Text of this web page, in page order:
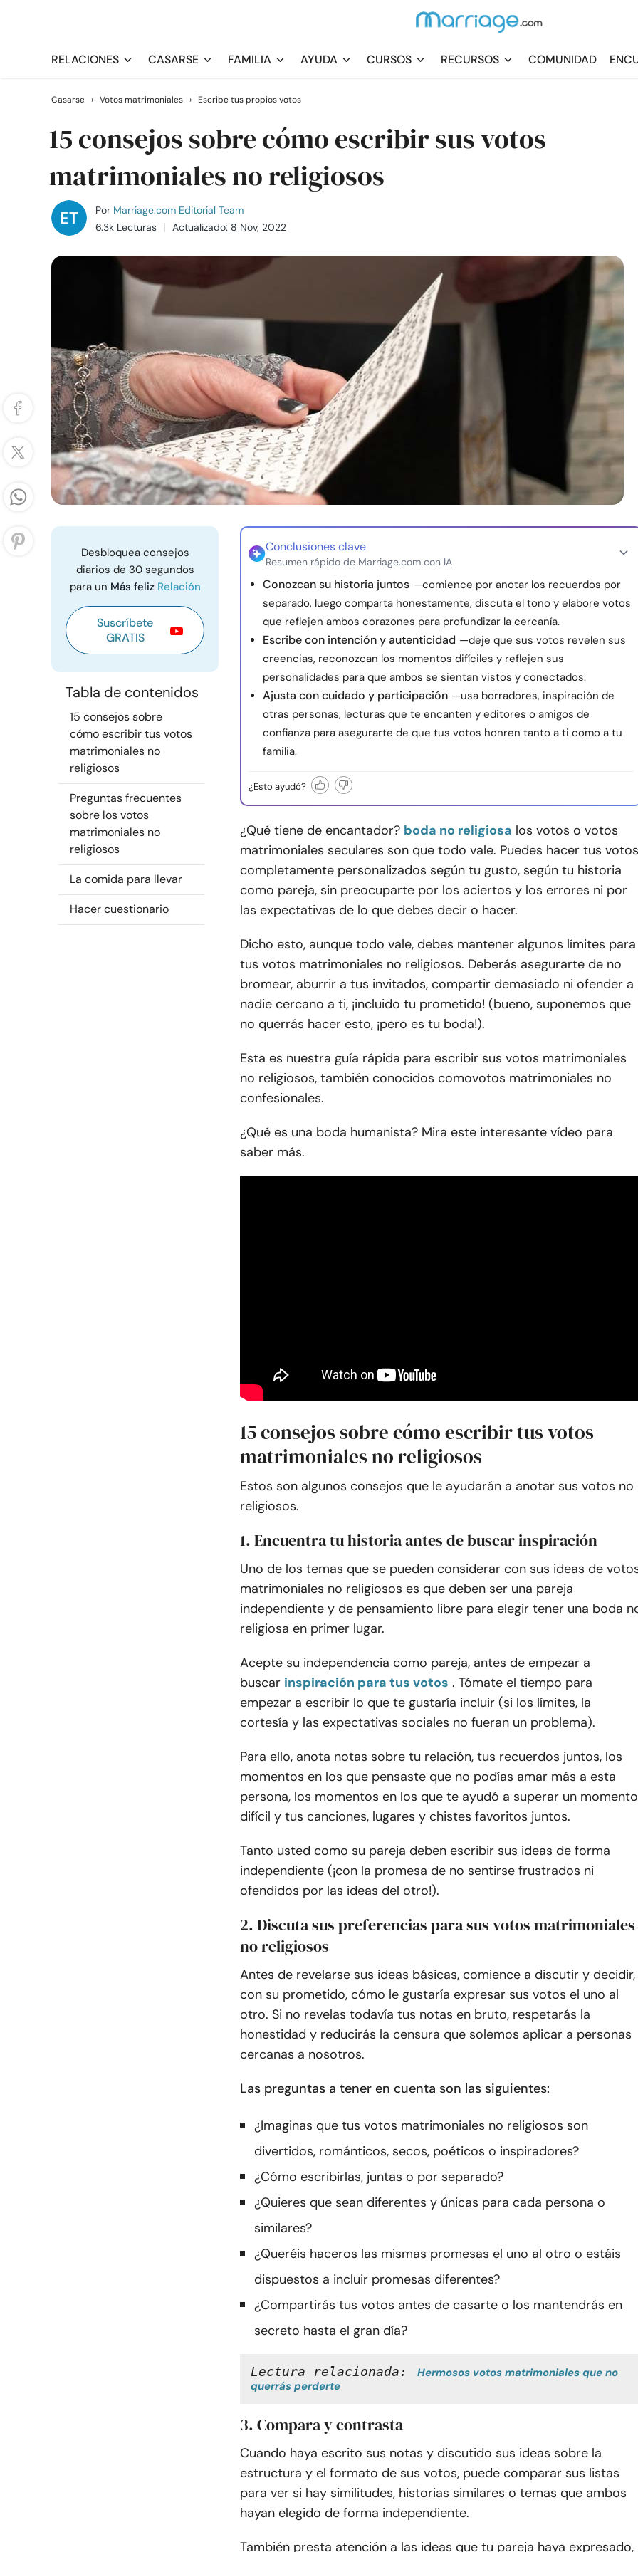
RELACIONES CASARSE FAMILIA AYUDA CURSOS RECURSOS COMUNIDAD
Casarse › Votos matrimoniales › Escribe tus propios votos
15 consejos sobre cómo escribir sus votos
matrimoniales no religiosos
Por Marriage.com Editorial Team
6.3k Lecturas
Actualizado: 8 Nov, 2022
Desbloquea consejos
diarios de 30 segundos
para un Más feliz Relación
Suscríbete
GRATIS
Tabla de contenidos
15 consejos sobre
cómo escribir tus votos
matrimoniales no
religiosos
Preguntas frecuentes
sobre los votos
matrimoniales no
religiosos
La comida para llevar
Hacer cuestionario
Conclusiones clave
Resumen rápido de Marriage.com con IA
Conozcan su historia juntos —comience por anotar los recuerdos por
separado, luego comparta honestamente, discuta el tono y elabore votos
que reflejen ambos corazones para profundizar la cercanía.
Escribe con intención y autenticidad —deje que sus votos revelen sus
creencias, reconozcan los momentos difíciles y reflejen sus
personalidades para que ambos se sientan vistos y conectados.
Ajusta con cuidado y participación —usa borradores, inspiración de
otras personas, lecturas que te encanten y editores o amigos de
confianza para asegurarte de que tus votos honren tanto a ti como a tu
familia.
¿Esto ayudó?
¿Qué tiene de encantador? boda no religiosa los votos o votos
matrimoniales seculares son que todo vale. Puedes hacer tus votos
completamente personalizados según tu gusto, según tu historia
como pareja, sin preocuparte por los aciertos y los errores ni por
las expectativas de lo que debes decir o hacer.
Dicho esto, aunque todo vale, debes mantener algunos límites para
tus votos matrimoniales no religiosos. Deberás asegurarte de no
bromear, aburrir a tus invitados, compartir demasiado ni ofender a
nadie cercano a ti, ¡incluido tu prometido! (bueno, suponemos que
no querrás hacer esto, ¡pero es tu boda!).
Esta es nuestra guía rápida para escribir sus votos matrimoniales
no religiosos, también conocidos comovotos matrimoniales no
confesionales.
¿Qué es una boda humanista? Mira este interesante vídeo para
saber más.
15 consejos sobre cómo escribir tus votos
matrimoniales no religiosos
Estos son algunos consejos que le ayudarán a anotar sus votos no
religiosos.
1. Encuentra tu historia antes de buscar inspiración
Uno de los temas que se pueden considerar con sus ideas de
matrimoniales no religiosos es que deben ser una pareja
independiente y de pensamiento libre para elegir tener una boda
religiosa en primer lugar.
Acepte su independencia como pareja, antes de empezar a
buscar inspiración para tus votos . Tómate el tiempo para
empezar a escribir lo que te gustaría incluir (si los límites, la
cortesía y las expectativas sociales no fueran un problema).
Para ello, anota notas sobre tu relación, tus recuerdos juntos, los
momentos en los que pensaste que no podías amar más a esta
persona, los momentos en los que te ayudó a superar un momento
difícil y tus canciones, lugares y chistes favoritos juntos.
Tanto usted como su pareja deben escribir sus ideas de forma
independiente (¡con la promesa de no sentirse frustrados ni
ofendidos por las ideas del otro!).
2. Discuta sus preferencias para sus votos matrimoniales
no religiosos
Antes de revelarse sus ideas básicas, comience a discutir y decidir,
con su prometido, cómo le gustaría expresar sus votos el uno al
otro. Si no revelas todavía tus notas en bruto, respetarás la
honestidad y reducirás la censura que solemos aplicar a personas
cercanas a nosotros.
Las preguntas a tener en cuenta son las siguientes:
¿Imaginas que tus votos matrimoniales no religiosos son
divertidos, románticos, secos, poéticos o inspiradores?
¿Cómo escribirlas, juntas o por separado?
¿Quieres que sean diferentes y únicas para cada persona o
similares?
¿Queréis haceros las mismas promesas el uno al otro o estáis
dispuestos a incluir promesas diferentes?
¿Compartirás tus votos antes de casarte o los mantendrás en
secreto hasta el gran día?
Lectura relacionada:
Hermosos votos matrimoniales que no
querrás perderte
3. Compara y contrasta
Cuando haya escrito sus notas y discutido sus ideas sobre la
estructura y el formato de sus votos, puede comparar sus listas
para ver si hay similitudes, historias similares o temas que ambos
hayan elegido de forma independiente.
También presta atención a las ideas que tu pareja haya expresado,